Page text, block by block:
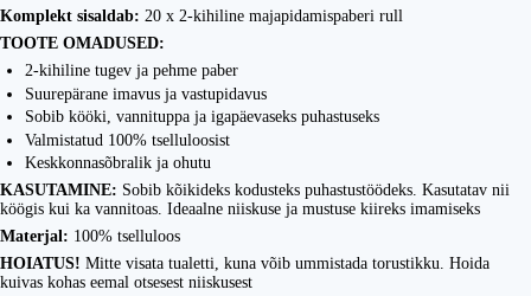
Komplekt sisaldab: 20 x 2-kihiline majapidamispaberi rull
TOOTE OMADUSED:
2-kihiline tugev ja pehme paber
Suurepärane imavus ja vastupidavus
Sobib kööki, vannituppa ja igapäevaseks puhastuseks
Valmistatud 100% tselluloosist
Keskkonnasõbralik ja ohutu
KASUTAMINE: Sobib kõikideks kodusteks puhastustöödeks. Kasutatav nii
köögis kui ka vannitoas. Ideaalne niiskuse ja mustuse kiireks imamiseks
Materjal: 100% tselluloos
HOIATUS! Mitte visata tualetti, kuna võib ummistada torustikku. Hoida
kuivas kohas eemal otsesest niiskusest